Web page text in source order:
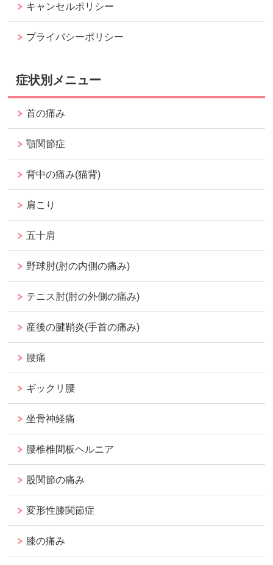
キャンセルポリシー
プライバシーポリシー
症状別メニュー
首の痛み
顎関節症
背中の痛み(猫背)
肩こり
五十肩
野球肘(肘の内側の痛み)
テニス肘(肘の外側の痛み)
産後の腱鞘炎(手首の痛み)
腰痛
ギックリ腰
坐骨神経痛
腰椎椎間板ヘルニア
股関節の痛み
変形性膝関節症
膝の痛み